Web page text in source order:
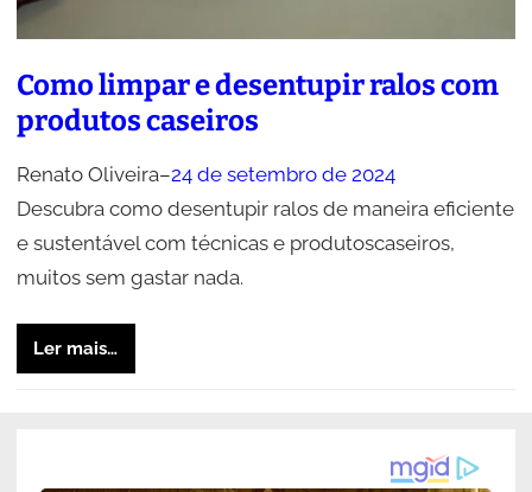
Como limpar e desentupir ralos com
produtos caseiros
Renato Oliveira–24 de setembro de 2024
Descubra como desentupir ralos de maneira eficiente
e sustentável com técnicas e produtoscaseiros,
muitos sem gastar nada.
Ler mais…